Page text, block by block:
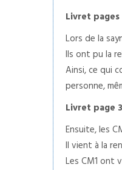
Livret pages
Lors de la
Ils ont pu la
Ainsi, ce qui
personne,
Livret page
Ensuite, les
Il vient à la
Les CM1 ont